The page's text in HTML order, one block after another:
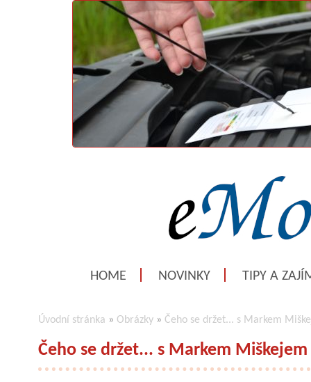
HOME NOVINKY TIPY A
Úvodní stránka » Obrázky » Čeho se držet... s Markem
Čeho se držet... s Markem Miškejem